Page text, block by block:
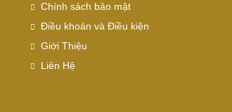
Chính sách bảo mật
Điều khoản và Điều kiện
Giới Thiệu
Liên Hệ